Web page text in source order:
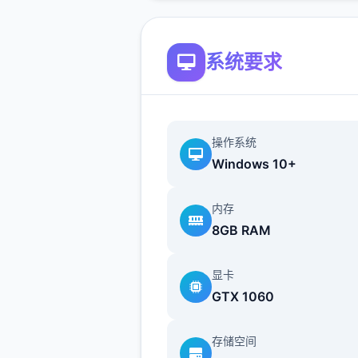
就再次睁启眼睛时，已身处异
的村庄部。
具人……就为君吗？”
主导人公开在异世界中同样必
铺帮忙打铁、酒馆中当店微二、
教及依据里帮修女们整由书架
外面出打怪？
系统要求
操作系统
Windows 10+
内存
8GB RAM
显卡
GTX 1060
存储空间